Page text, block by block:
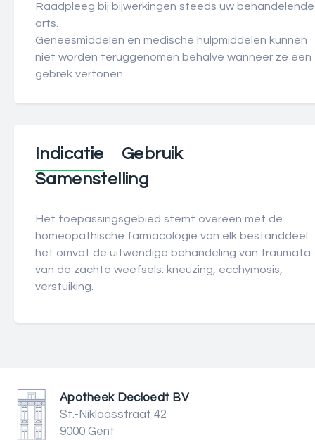
Raadpleeg bij bijwerkingen steeds uw behandelende
arts.
Geneesmiddelen en medische hulpmiddelen kunnen
niet worden teruggenomen behalve wanneer ze een
gebrek vertonen.
Indicatie
Gebruik
Samenstelling
Het toepassingsgebied stemt overeen met de
homeopathische farmacologie van elk bestanddeel:
het omvat de uitwendige behandeling van traumata
van de zachte weefsels: kneuzing, ecchymosis,
verstuiking.
Apotheek Decloedt BV
St.-Niklaasstraat 42
9000 Gent